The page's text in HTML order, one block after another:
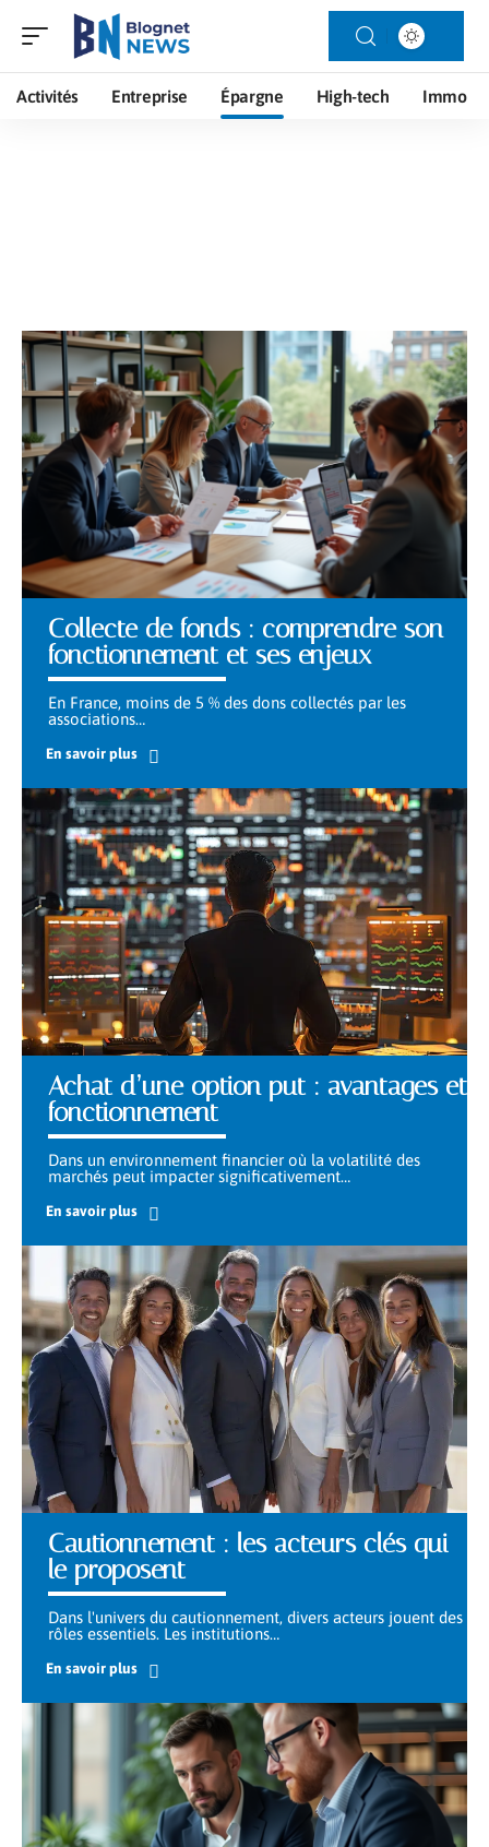
Activités Entreprise Épargne High-tech Immo
Collecte de fonds : comprendre son
fonctionnement et ses enjeux
En France, moins de 5 % des dons collectés par les
associations…
En savoir plus
Achat d’une option put : avantages et
fonctionnement
Dans un environnement financier où la volatilité des
marchés peut impacter significativement…
En savoir plus
Cautionnement : les acteurs clés qui
le proposent
Dans l'univers du cautionnement, divers acteurs jouent des
rôles essentiels. Les institutions…
En savoir plus